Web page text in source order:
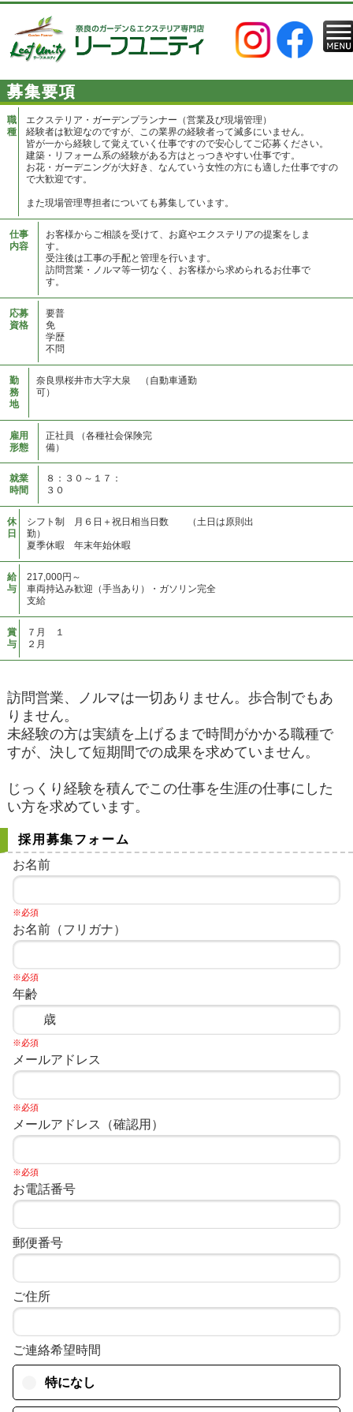
募集要項
職
種
エクステリア・ガーデンプランナー（営業及び現場管理）
経験者は歓迎なのですが、この業界の経験者って滅多にいません。
皆が一から経験して覚えていく仕事ですので安心してご応募ください。
建築・リフォーム系の経験がある方はとっつきやすい仕事です。
お花・ガーデニングが大好き、なんていう女性の方にも適した仕事ですの
で大歓迎です。
また現場管理専担者についても募集しています。
仕事
内容
お客様からご相談を受けて、お庭やエクステリアの提案をしま
す。
受注後は工事の手配と管理を行います。
訪問営業・ノルマ等一切なく、お客様から求められるお仕事で
す。
応募
資格
要普
免
学歴
不問
勤
務
地
奈良県桜井市大字大泉 （自動車通勤
可）
雇用
形態
正社員 （各種社会保険完
備）
就業
時間
８：３０～１７：
３０
休
日
シフト制 月６日＋祝日相当日数 （土日は原則出
勤）
夏季休暇 年末年始休暇
給
与
217,000円～
車両持込み歓迎（手当あり）・ガソリン完全
支給
賞
与
７月 １
２月
訪問営業、ノルマは一切ありません。歩合制でもあ
りません。
未経験の方は実績を上げるまで時間がかかる職種で
すが、決して短期間での成果を求めていません。
じっくり経験を積んでこの仕事を生涯の仕事にした
い方を求めています。
採用募集フォーム
お名前
※必須
お名前（フリガナ）
※必須
年齢
※必須
メールアドレス
※必須
メールアドレス（確認用）
※必須
お電話番号
郵便番号
ご住所
ご連絡希望時間
特になし